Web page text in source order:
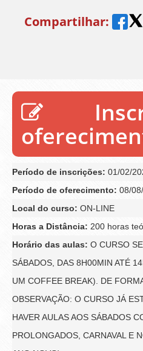
Compartilhar:
Período de inscrições: 01/02/
Período de oferecimento: 08/
Local do curso: ON-LINE
Horas a Distância: 200 horas
Horário das aulas: O CURSO
SÁBADOS, DAS 8H00MIN ATÉ
UM COFFEE BREAK). DE
OBSERVAÇÃO: O CURSO JÁ
HAVER AULAS AOS SÁBADOS
PROLONGADOS, CARNAVAL E